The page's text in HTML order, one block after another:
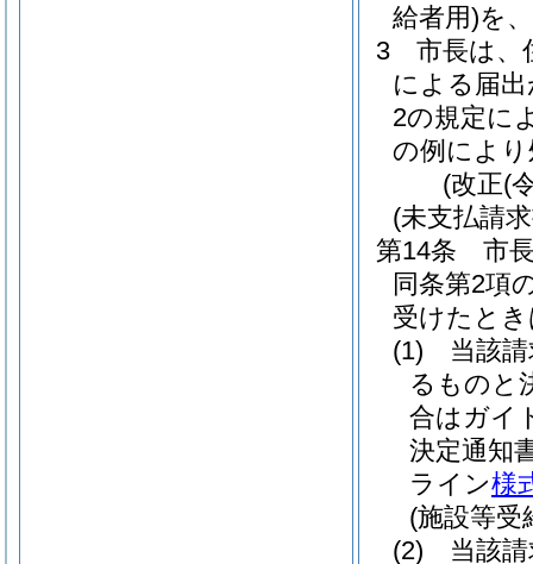
給者用)を
3
市長は、
による届
2の規定に
の例によ
(改正(
(未支払請
第14条
市
同条第2項
受けたと
(1)
当該
るものと
合はガイ
決定通知
ライン様
(施設等受
(2)
当該